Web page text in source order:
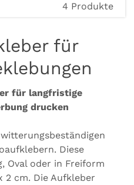
4 Produkte
für
für langfristige
drucken
Diese
Oval oder in Freiform
2 cm. Die Aufkleber